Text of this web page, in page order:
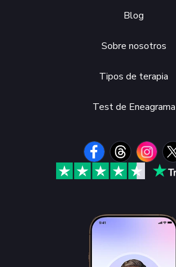
Blog
Sobre nosotros
Tipos de terapia
Test de Eneagrama